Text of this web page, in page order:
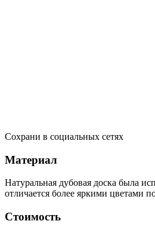
Сохрани в социальных сетях
Материал
Натуральная дубовая доска была
отличается более яркими цветами
Стоимость